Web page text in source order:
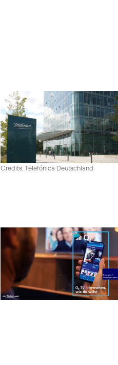
Credits: Telefónica Deutschland